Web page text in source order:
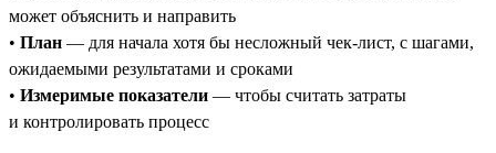
может объяснить и направить
• План — для начала хотя бы несложный чек-лист, с шагами,
ожидаемыми результатами и сроками
• Измеримые показатели — чтобы считать затраты
и контролировать процесс